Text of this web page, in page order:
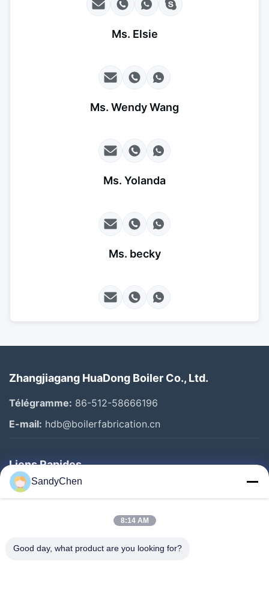
Ms. Elsie
Ms. Wendy Wang
Ms. Yolanda
Ms. becky
Zhangjiagang HuaDong Boiler Co., Ltd.
Télégramme: 86-512-58666196
E-mail: hdb@boilerfabrication.cn
Liens Rapides
Maison
Au Sujet De Nous
SandyChen
8:14 AM
Good day, what product are you looking for?